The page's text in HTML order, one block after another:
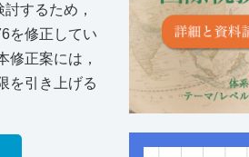
するため，
を修正してい
修正案には，
を引き上げる